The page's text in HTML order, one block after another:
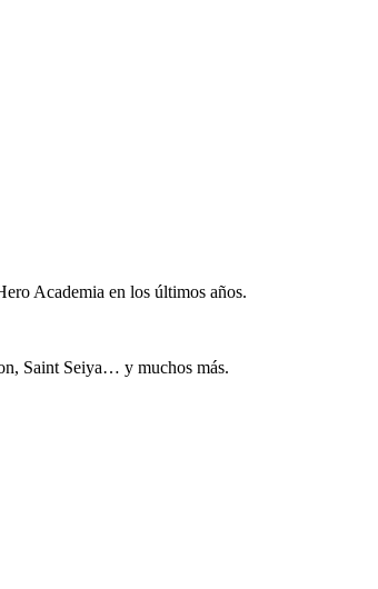
Academia en los últimos años.
Saint Seiya… y muchos más.